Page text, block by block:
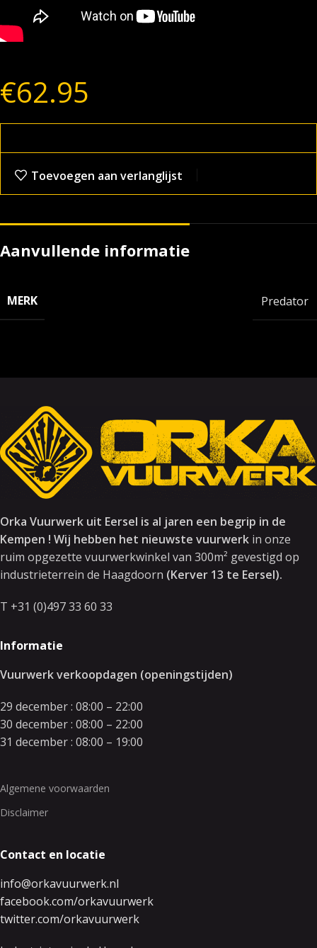
€62.95
Toevoegen aan verlanglijst
Aanvullende informatie
MERK Predator
Orka Vuurwerk uit Eersel is al jaren een begrip in de
Kempen ! Wij hebben het nieuwste vuurwerk in onze
ruim opgezette vuurwerkwinkel van 300m² gevestigd op
industrieterrein de Haagdoorn (Kerver 13 te Eersel).
T +31 (0)497 33 60 33
Informatie
Vuurwerk verkoopdagen (openingstijden)
29 december : 08:00 – 22:00
30 december : 08:00 – 22:00
31 december : 08:00 – 19:00
Algemene voorwaarden
Disclaimer
Contact en locatie
info@orkavuurwerk.nl
facebook.com/orkavuurwerk
twitter.com/orkavuurwerk